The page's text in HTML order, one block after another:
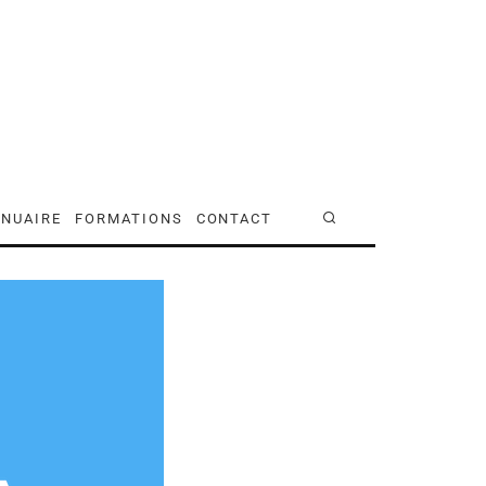
FORMATIONS CONTACT